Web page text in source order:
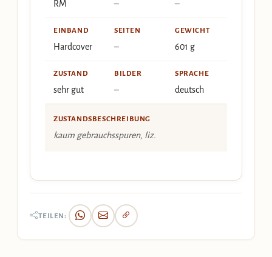
RM – –
EINBAND
Hardcover
SEITEN
–
GEWICHT
601 g
ZUSTAND
sehr gut
BILDER
–
SPRACHE
deutsch
ZUSTANDSBESCHREIBUNG
kaum gebrauchsspuren, liz.
TEILEN: